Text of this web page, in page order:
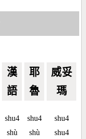
漢
語
耶
魯
威妥
瑪
shu4
shù
shu4
shù
shu4
shu4